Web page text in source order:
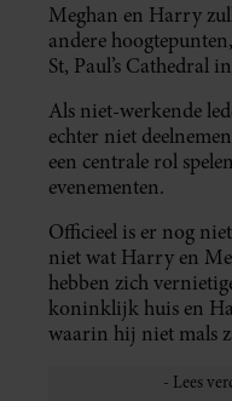
Meghan en Harry
andere
St, Paul’s Cathedral
Als niet-werkende
echter niet
een centrale rol
evenementen.
Officieel is er nog
niet wat Harry en
hebben zich
koninklijk huis en
waarin hij niet mals